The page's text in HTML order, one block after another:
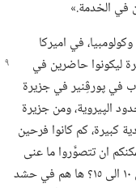
في الخدمة.‏»‏
في اميركا
ليكونواحاضرين في
في پورڤِنير في جزيرة
الپيروية،‏ ومن جزيرة
كبيرة،‏ كم كانوا فرحين
ان تتصوَّروا ما عنى
ذلك للناشرين من الفرق المنعزلة حيث يجتمع من ١٠ الى ١٥؟‏ ها هم في حشد